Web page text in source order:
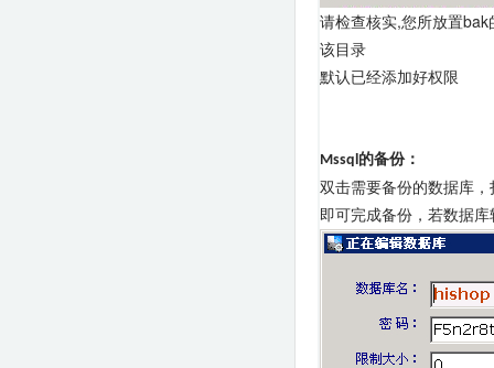
请检查核实,您所放置
该目录
默认已经添加好权限
Mssql的备份：
双击需要备份的数据库
即可完成备份，若数据